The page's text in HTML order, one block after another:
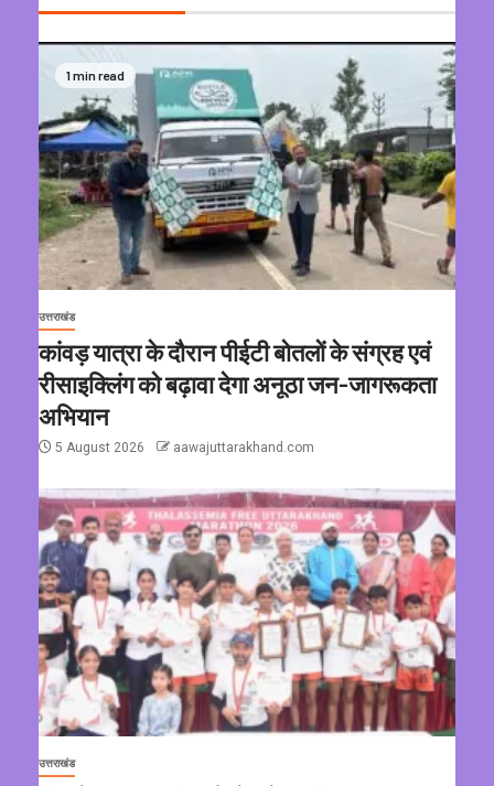
1 min read
उत्तराखंड
कांवड़ यात्रा के दौरान पीईटी बोतलों के संग्रह एवं
रीसाइक्लिंग को बढ़ावा देगा अनूठा जन-जागरूकता
अभियान
5 August 2026 aawajuttarakhand.com
उत्तराखंड